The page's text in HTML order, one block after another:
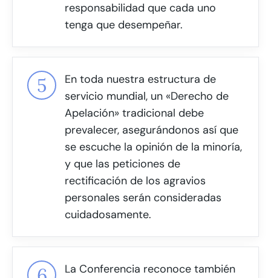
responsabilidad que cada uno
tenga que desempeñar.
En toda nuestra estructura de
servicio mundial, un «Derecho de
Apelación» tradicional debe
prevalecer, asegurándonos así que
se escuche la opinión de la minoría,
y que las peticiones de
rectificación de los agravios
personales serán consideradas
cuidadosamente.
La Conferencia reconoce también